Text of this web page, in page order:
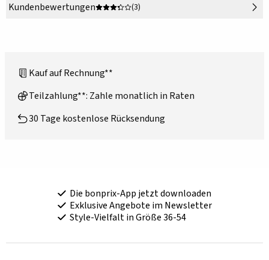
Kundenbewertungen
(3)
Kauf auf Rechnung**
Teilzahlung**: Zahle monatlich in Raten
30 Tage kostenlose Rücksendung
Die bonprix-App jetzt downloaden
Exklusive Angebote im Newsletter
Style-Vielfalt in Größe 36-54